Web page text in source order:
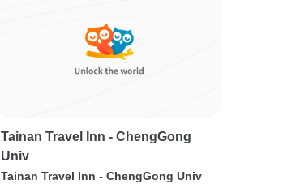
Tainan Travel Inn - ChengGong
Univ
Tainan Travel Inn - ChengGong Univ